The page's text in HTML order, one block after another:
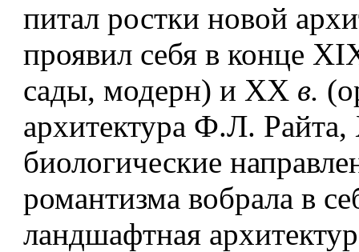
питал ростки новой
проявил себя в конце
сады, модерн) и XX в.
архитектура Ф.Л.
биологические
романтизма вобрала в
ландшафтная